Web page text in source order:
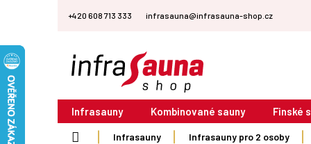
+420 608 713 333 infrasauna@infrasauna-shop.cz
Infrasauny Kombinované sauny Finské
Infrasauny Infrasauny pro 2 osoby